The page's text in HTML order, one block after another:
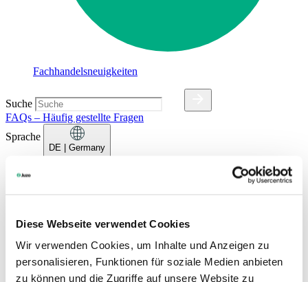
Diese Webseite verwendet Cookies
Wir verwenden Cookies, um Inhalte und Anzeigen zu
personalisieren, Funktionen für soziale Medien anbieten
zu können und die Zugriffe auf unsere Website zu
Fachhandelsneuigkeiten
Suche
FAQs – Häufig gestellte Fragen
Sprache
DE | Germany
Español
Français (Belgique)
Italiano
Nederlands